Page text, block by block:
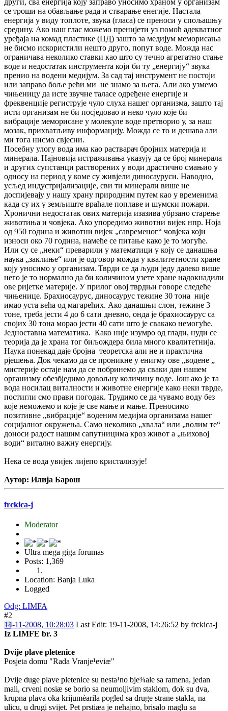
се троши на обављање рада и стварање енегије. Настала
енергија у виду топлоте, звука (гласа) се преноси у спољашњу
средину. Ако наш глас можемо пренијети уз помоћ адекватног
уређаја на комад пластике (ЦД) зашто за медијум меморисања
не бисмо искористили нешто друго, попут воде. Можда нас
ограничава неколико ставки као што су течно агрегатно стање
воде и недостатак инструмента који би ту „енергију“ звука
пренио на водени медијум. За сад тај инструмент не постоји
или заправо боље рећи ми не знамо за њега. Али ако узмемо
чињеницу да исте звучне таласе одређене енергије и
фреквенције региструје чуло слуха нашег организма, зашто тај
исти организам не би посједовао и неко чуло које би
вибрације меморисане у молекуле воде претворио у, за наш
мозак, прихватљиву информацију. Можда се то и дешава али
ми тога нисмо свјесни.
Посебну улогу вода има као растварач бројних материја и
минерала. Најновија истраживања указују да се број минерала
и других супстанци растворених у води драстично смањио у
односу на период у коме су живјели диносауруси. Наводно,
усљед индустријализације, сви ти минерали више не
доспијевају у нашу храну природним путем као у временима
када су их у земљиште враћале поплаве и шумски пожари.
Хронични недостатак ових материја изазива убрзано старење
животиња и човјека. Ако упоредимо животни вијек нпр. Ноја
од 950 година и животни вијек „савременог“ човјека који
износи око 70 година, намеће се питање како је то могуће.
Или су се „неки“ преварили у математици у коју се данашња
наука „заклиње“ или је одговор можда у квалитетности хране
коју уносимо у организам. Тврди се да људи једу далеко више
него је то нормално да би количином узете хране надокнадили
ове ријетке материје. У прилог овој тврдњи говоре следеће
чињенице. Брахиосаурус, диносаурус тежине 30 тона није
имао уста већа од магарећих. Ако данашњи слон, тежине 3
тоне, треба јести 4 до 6 сати дневно, онда је брахиосаурус са
својих 30 тона морао јести 40 сати што је свакако немогуће.
Једноставна математика. Како није изумро од глади, нуди се
теорија да је храна тог биљождера била много квалитетнија.
Наука понекад даје бројна теоретска али не и практична
рјешења. Док чекамо да се проникне у енигму ове „водене „
мистерије остаје нам да се побринемо да сваки дан нашем
организму обезбједимо довољну количину воде. Још ако је та
вода носилац виталности и животне енергије како неки тврде,
постигли смо прави погодак. Трудимо се да чувамо воду без
које неможемо и које је све мање и мање. Преносимо
позитивне „вибрације“ воденим медијма организама нашег
социјалног окружења. Само неколико „хвала“ или „волим те“
доноси радост нашим сапутницима кроз живот а „њиховој
води“ витално важну енергију.
Нека се вода увијек лијепо кристализује!
Аутор: Илија Барош
frckica-j
Moderator
Ultra mega giga forumas
Posts: 1,369
Location: Banja Luka
Logged
Odg: LIMFA
#2
14-11-2008, 10:28:03 Last Edit: 19-11-2008, 14:26:52 by frckica-j
Iz LIMFE br. 3
Dvije plave pletenice
Posjeta domu "Rada Vranje¹eviæ"
Dvije duge plave pletenice su nesta¹no bje¾ale sa ramena, jedan
mali, crveni nosiæ se borio sa neumoljivim staklom, dok su dva,
krupna plava oka krijumèarila pogled sa druge strane stakla, na
ulicu, u drugi svijet. Pet prstiæa je nehajno, brisalo maglu sa